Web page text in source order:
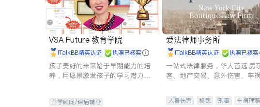
VSA Future 教育学院
iTalkBB精英认证 执照已核实
孩子美好的未来始于早期能力的培
养，用愿景激发孩子的学习潜力和
升学顾问/课后辅导
爱法律师事务所
iTalkBB精英认证 执照已核实
一站式法律服务，华人首选.房
客、地产交易、意外伤害、车
人身伤害 移民 刑事
车祸理赔